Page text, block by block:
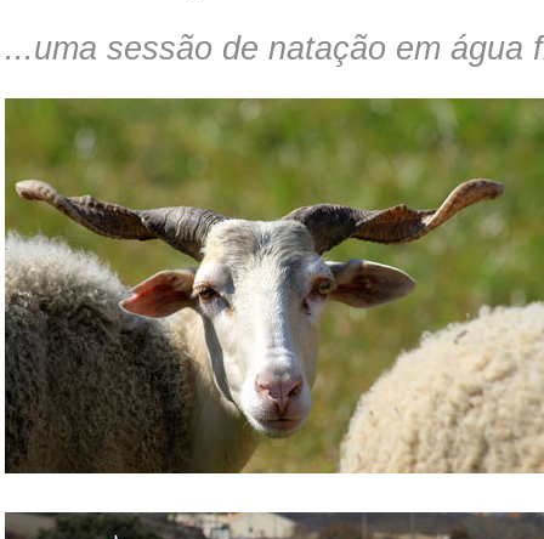
...uma sessão de natação em água